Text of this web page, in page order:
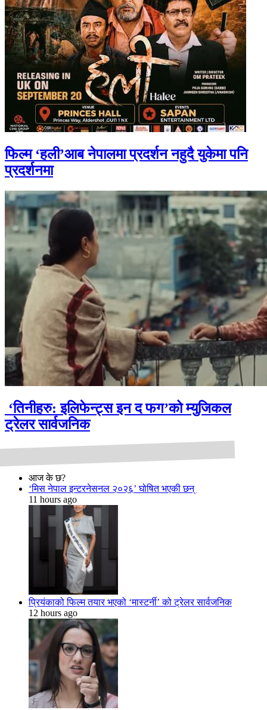
फिल्म ‘हली’आब नेपालमा प्रदर्शन नहुदै युकेमा पनि
प्रदर्शनमा
‘तिनीहरु: इलिफेन्ट्स इन द फग’को म्युजिकल
ट्रेलर सार्वजनिक
आज के छ?
‘मिस नेपाल इन्टरनेसनल २०२६’ घोषित भएकी छन्
11 hours ago
प्रियंकाको फिल्म तयार भएको ‘मास्टर्नी’ को ट्रेलर सार्वजनिक
12 hours ago